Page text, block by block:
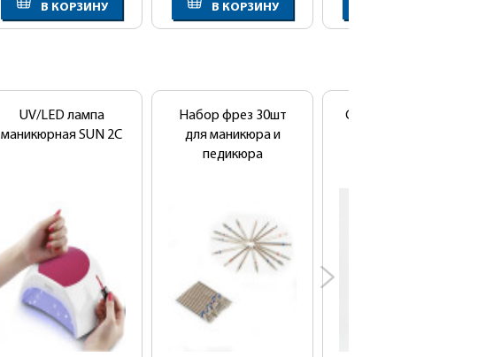
В КОРЗИНУ В КОРЗИНУ
UV/LED лампа
маникюрная SUN 2C
Набор фрез 30шт
для маникюра и
педикюра
Сушуар напольный